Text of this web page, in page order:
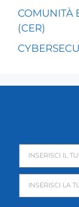
COMUNITÀ
(CER)